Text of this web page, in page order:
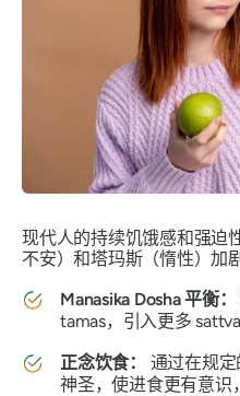
现代人的持续饥饿感和强迫
不安）和塔玛斯（惰性）加
Manasika Dosha 平衡：
tamas，引入更多
正念饮食：
通过在规
神圣，使进食更有意识